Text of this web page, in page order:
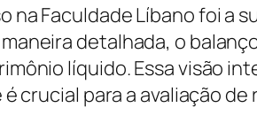
Faculdade Líbano foi a
detalhada, o
líquido. Essa visão
crucial para a avaliação